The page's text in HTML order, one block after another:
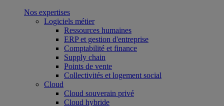
Nos expertises
Logiciels métier
Ressources humaines
ERP et gestion d'entreprise
Comptabilité et finance
Supply chain
Points de vente
Collectivités et logement social
Cloud
Cloud souverain privé
Cloud hybride